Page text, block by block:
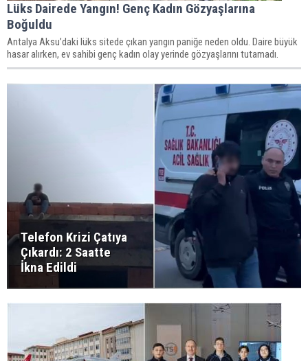
Lüks Dairede Yangın! Genç Kadın Gözyaşlarına
Boğuldu
Antalya Aksu’daki lüks sitede çıkan yangın paniğe neden oldu. Daire büyük
hasar alırken, ev sahibi genç kadın olay yerinde gözyaşlarını tutamadı.
Telefon Krizi Çatıya
Çıkardı: 2 Saatte
İkna Edildi